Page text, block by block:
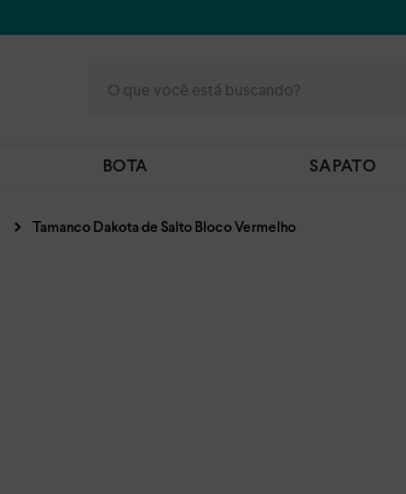
BOTA SAPATO
Tamanco Dakota de Salto Bloco Vermelho